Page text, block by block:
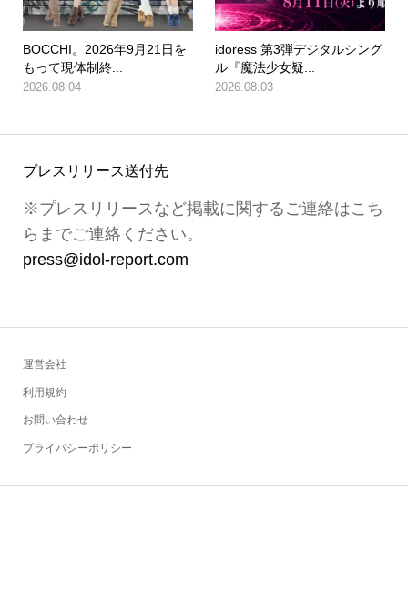
BOCCHI。2026年9月21日を
もって現体制終...
2026.08.04
idoress 第3弾デジタルシング
ル『魔法少女疑...
2026.08.03
プレスリリース送付先
※プレスリリースなど掲載に関するご連絡はこち
らまでご連絡ください。
press@idol-report.com
運営会社
利用規約
お問い合わせ
プライバシーポリシー